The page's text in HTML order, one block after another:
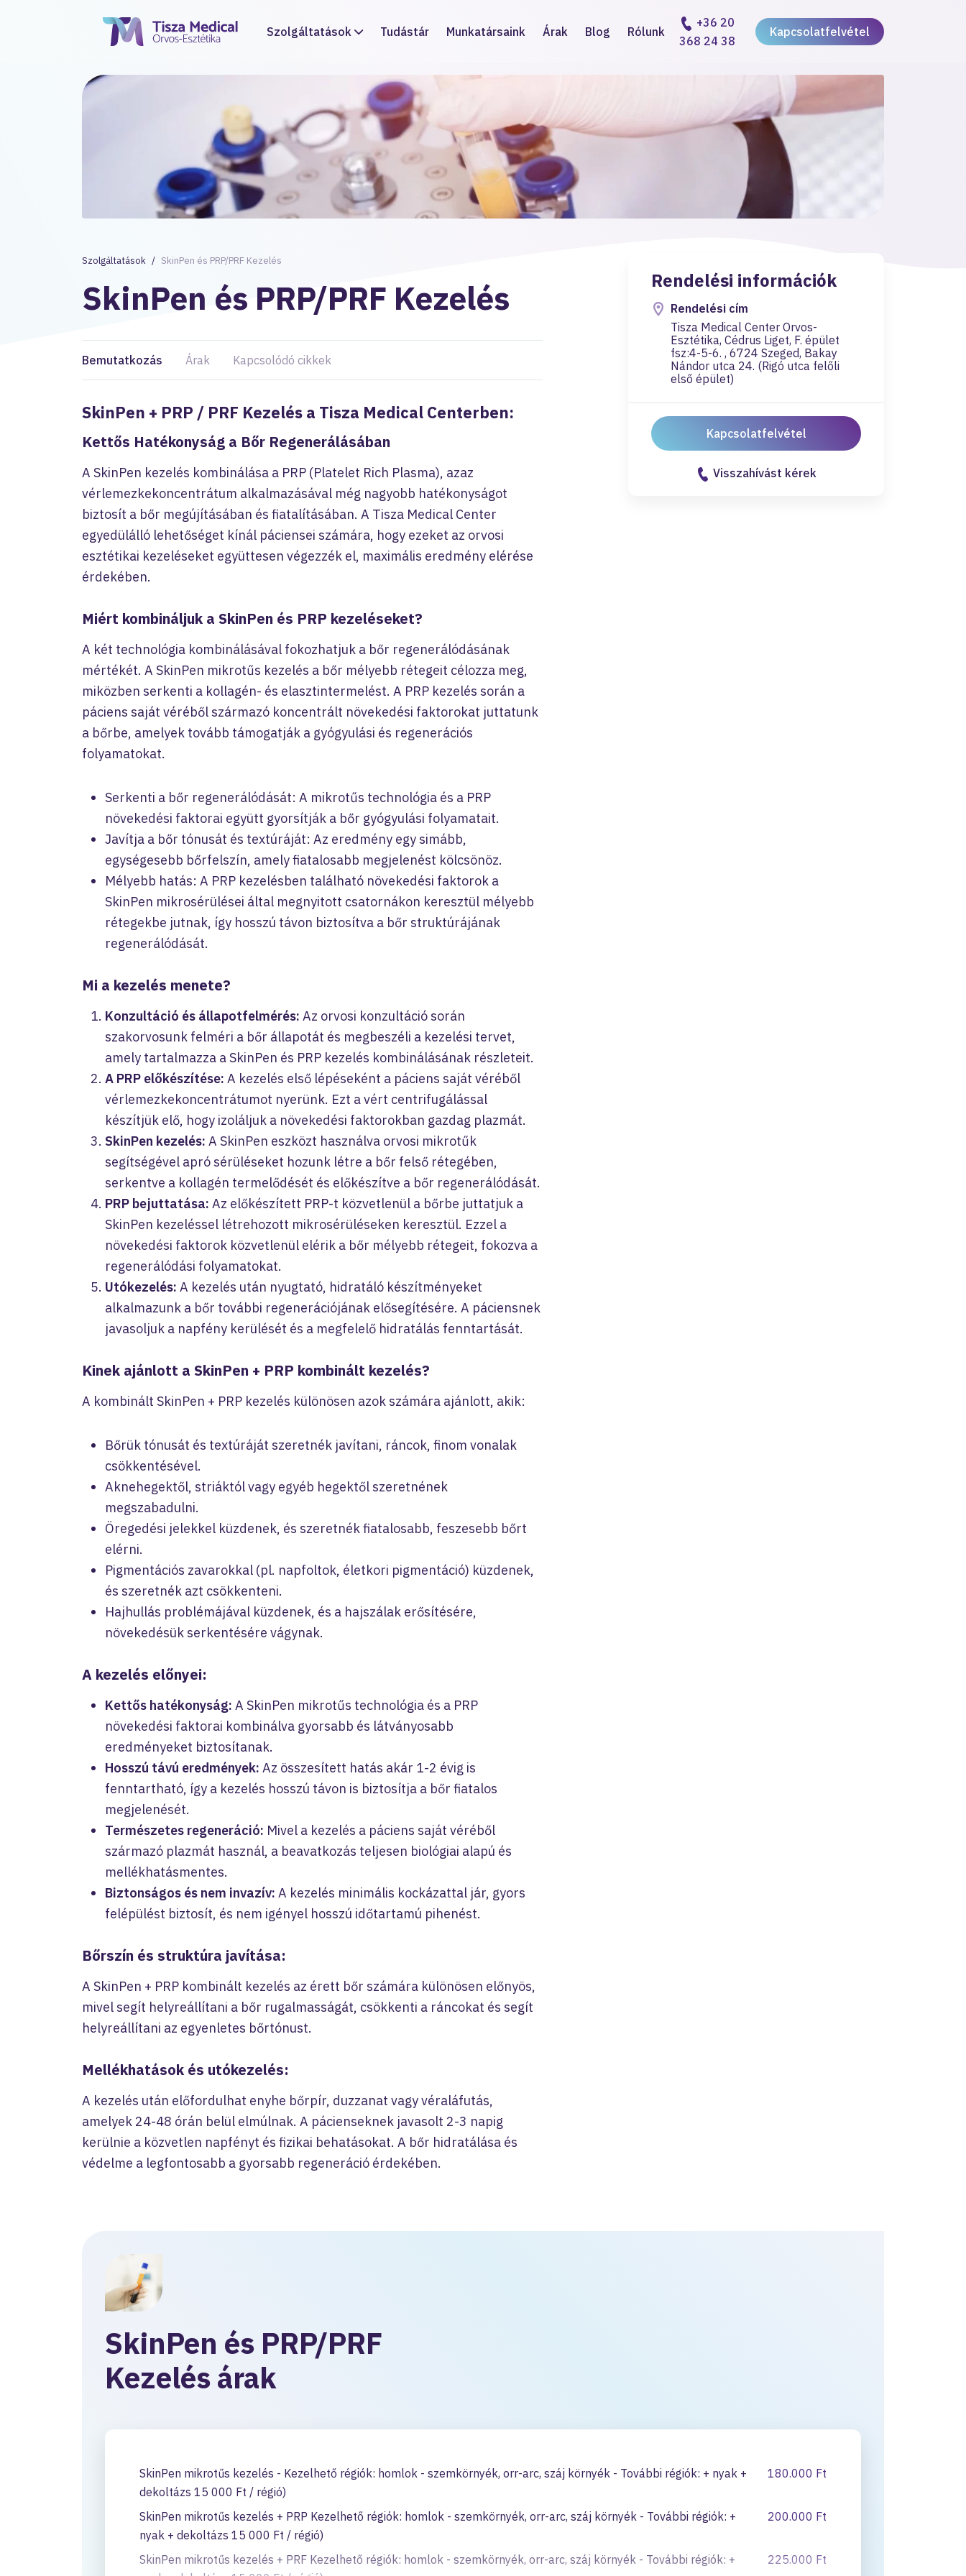
Szolgáltatások Tudástár Munkatársaink Árak Blog Rólunk
+36 20
368 24 38
Kapcsolatfelvétel
Szolgáltatások SkinPen és PRP/PRF Kezelés
SkinPen és PRP/PRF Kezelés
Bemutatkozás Árak Kapcsolódó cikkek
SkinPen + PRP / PRF Kezelés a Tisza Medical Centerben:
Kettős Hatékonyság a Bőr Regenerálásában
A SkinPen kezelés kombinálása a PRP (Platelet Rich Plasma), azaz
vérlemezkekoncentrátum alkalmazásával még nagyobb hatékonyságot
biztosít a bőr megújításában és fiatalításában. A Tisza Medical Center
egyedülálló lehetőséget kínál páciensei számára, hogy ezeket az orvosi
esztétikai kezeléseket együttesen végezzék el, maximális eredmény elérése
érdekében.
Miért kombináljuk a SkinPen és PRP kezeléseket?
A két technológia kombinálásával fokozhatjuk a bőr regenerálódásának
mértékét. A SkinPen mikrotűs kezelés a bőr mélyebb rétegeit célozza meg,
miközben serkenti a kollagén- és elasztintermelést. A PRP kezelés során a
páciens saját véréből származó koncentrált növekedési faktorokat juttatunk
a bőrbe, amelyek tovább támogatják a gyógyulási és regenerációs
folyamatokat.
Serkenti a bőr regenerálódását: A mikrotűs technológia és a PRP
növekedési faktorai együtt gyorsítják a bőr gyógyulási folyamatait.
Javítja a bőr tónusát és textúráját: Az eredmény egy simább,
egységesebb bőrfelszín, amely fiatalosabb megjelenést kölcsönöz.
Mélyebb hatás: A PRP kezelésben található növekedési faktorok a
SkinPen mikrosérülései által megnyitott csatornákon keresztül mélyebb
rétegekbe jutnak, így hosszú távon biztosítva a bőr struktúrájának
regenerálódását.
Mi a kezelés menete?
Konzultáció és állapotfelmérés: Az orvosi konzultáció során
szakorvosunk felméri a bőr állapotát és megbeszéli a kezelési tervet,
amely tartalmazza a SkinPen és PRP kezelés kombinálásának részleteit.
A PRP előkészítése: A kezelés első lépéseként a páciens saját véréből
vérlemezkekoncentrátumot nyerünk. Ezt a vért centrifugálással
készítjük elő, hogy izoláljuk a növekedési faktorokban gazdag plazmát.
SkinPen kezelés: A SkinPen eszközt használva orvosi mikrotűk
segítségével apró sérüléseket hozunk létre a bőr felső rétegében,
serkentve a kollagén termelődését és előkészítve a bőr regenerálódását.
PRP bejuttatása: Az előkészített PRP-t közvetlenül a bőrbe juttatjuk a
SkinPen kezeléssel létrehozott mikrosérüléseken keresztül. Ezzel a
növekedési faktorok közvetlenül elérik a bőr mélyebb rétegeit, fokozva a
regenerálódási folyamatokat.
Utókezelés: A kezelés után nyugtató, hidratáló készítményeket
alkalmazunk a bőr további regenerációjának elősegítésére. A páciensnek
javasoljuk a napfény kerülését és a megfelelő hidratálás fenntartását.
Kinek ajánlott a SkinPen + PRP kombinált kezelés?
A kombinált SkinPen + PRP kezelés különösen azok számára ajánlott, akik:
Bőrük tónusát és textúráját szeretnék javítani, ráncok, finom vonalak
csökkentésével.
Aknehegektől, striáktól vagy egyéb hegektől szeretnének
megszabadulni.
Öregedési jelekkel küzdenek, és szeretnék fiatalosabb, feszesebb bőrt
elérni.
Pigmentációs zavarokkal (pl. napfoltok, életkori pigmentáció) küzdenek,
és szeretnék azt csökkenteni.
Hajhullás problémájával küzdenek, és a hajszálak erősítésére,
növekedésük serkentésére vágynak.
A kezelés előnyei:
Kettős hatékonyság: A SkinPen mikrotűs technológia és a PRP
növekedési faktorai kombinálva gyorsabb és látványosabb
eredményeket biztosítanak.
Hosszú távú eredmények: Az összesített hatás akár 1-2 évig is
fenntartható, így a kezelés hosszú távon is biztosítja a bőr fiatalos
megjelenését.
Természetes regeneráció: Mivel a kezelés a páciens saját véréből
származó plazmát használ, a beavatkozás teljesen biológiai alapú és
mellékhatásmentes.
Biztonságos és nem invazív: A kezelés minimális kockázattal jár, gyors
felépülést biztosít, és nem igényel hosszú időtartamú pihenést.
Bőrszín és struktúra javítása:
A SkinPen + PRP kombinált kezelés az érett bőr számára különösen előnyös,
mivel segít helyreállítani a bőr rugalmasságát, csökkenti a ráncokat és segít
helyreállítani az egyenletes bőrtónust.
Mellékhatások és utókezelés:
A kezelés után előfordulhat enyhe bőrpír, duzzanat vagy véraláfutás,
amelyek 24-48 órán belül elmúlnak. A pácienseknek javasolt 2-3 napig
kerülnie a közvetlen napfényt és fizikai behatásokat. A bőr hidratálása és
védelme a legfontosabb a gyorsabb regeneráció érdekében.
Rendelési információk
Rendelési cím
Tisza Medical Center Orvos-
Esztétika, Cédrus Liget, F. épület
fsz:4-5-6. , 6724 Szeged, Bakay
Nándor utca 24. (Rigó utca felőli
első épület)
Kapcsolatfelvétel
Visszahívást kérek
SkinPen és PRP/PRF
Kezelés árak
SkinPen mikrotűs kezelés - Kezelhető régiók: homlok - szemkörnyék, orr-arc, száj környék - További régiók: + nyak +
dekoltázs 15 000 Ft / régió)
180.000 Ft
SkinPen mikrotűs kezelés + PRP Kezelhető régiók: homlok - szemkörnyék, orr-arc, száj környék - További régiók: +
nyak + dekoltázs 15 000 Ft / régió)
200.000 Ft
SkinPen mikrotűs kezelés + PRF Kezelhető régiók: homlok - szemkörnyék, orr-arc, száj környék - További régiók: +
225.000 Ft